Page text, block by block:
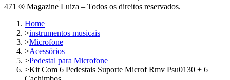
471 ® Magazine Luiza – Todos os direitos reservados.
Home
>instrumentos musicais
>Microfone
>Acessórios
>Pedestal para Microfone
>Kit Com 6 Pedestais Suporte Microf Rmv Psu0130 + 6